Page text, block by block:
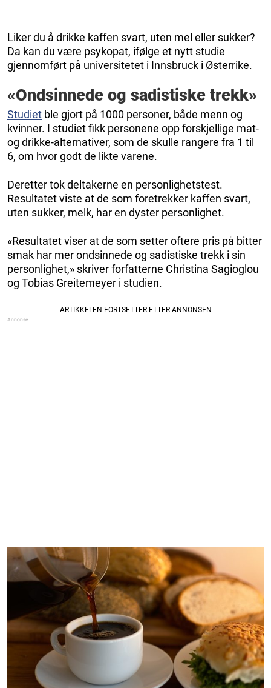
Liker du å drikke kaffen svart, uten mel eller sukker?
Da kan du være psykopat, ifølge et nytt studie
gjennomført på universitetet i Innsbruck i Østerrike.
«Ondsinnede og sadistiske trekk»
Studiet ble gjort på 1000 personer, både menn og
kvinner. I studiet fikk personene opp forskjellige mat-
og drikke-alternativer, som de skulle rangere fra 1 til
6, om hvor godt de likte varene.
Deretter tok deltakerne en personlighetstest.
Resultatet viste at de som foretrekker kaffen svart,
uten sukker, melk, har en dyster personlighet.
«Resultatet viser at de som setter oftere pris på bitter
smak har mer ondsinnede og sadistiske trekk i sin
personlighet,» skriver forfatterne Christina Sagioglou
og Tobias Greitemeyer i studien.